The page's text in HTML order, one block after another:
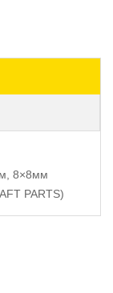
8×8мм
PARTS)